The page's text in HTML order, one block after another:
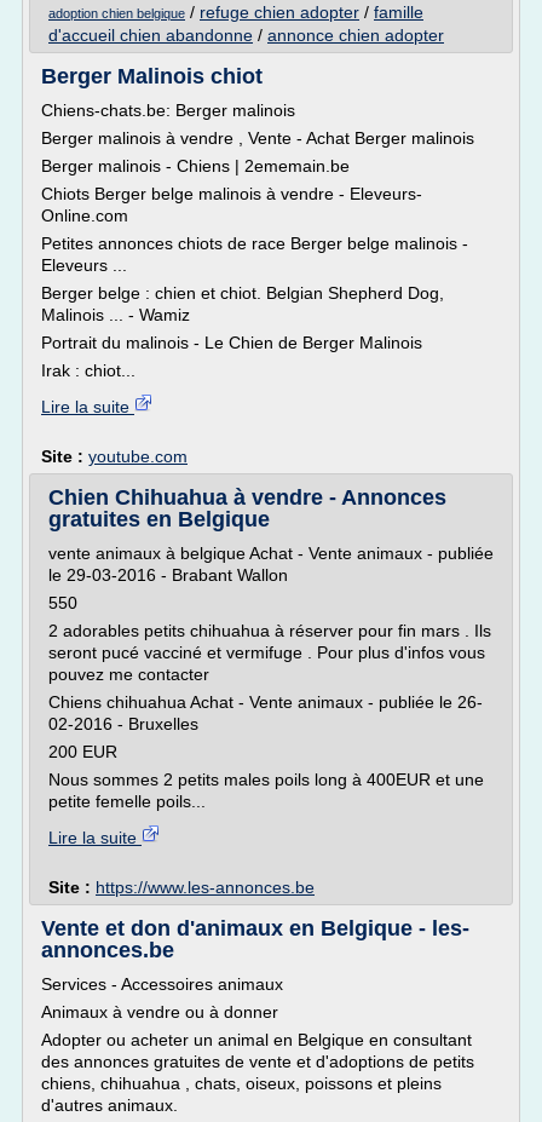
adoption chien belgique / refuge chien adopter / famille
d'accueil chien abandonne / annonce chien adopter
Berger Malinois chiot
Chiens-chats.be: Berger malinois
Berger malinois à vendre , Vente - Achat Berger malinois
Berger malinois - Chiens | 2ememain.be
Chiots Berger belge malinois à vendre - Eleveurs-
Online.com
Petites annonces chiots de race Berger belge malinois -
Eleveurs ...
Berger belge : chien et chiot. Belgian Shepherd Dog,
Malinois ... - Wamiz
Portrait du malinois - Le Chien de Berger Malinois
Irak : chiot...
Lire la suite
Site : youtube.com
Chien Chihuahua à vendre - Annonces
gratuites en Belgique
vente animaux à belgique Achat - Vente animaux - publiée
le 29-03-2016 - Brabant Wallon
550
2 adorables petits chihuahua à réserver pour fin mars . Ils
seront pucé vacciné et vermifuge . Pour plus d'infos vous
pouvez me contacter
Chiens chihuahua Achat - Vente animaux - publiée le 26-
02-2016 - Bruxelles
200 EUR
Nous sommes 2 petits males poils long à 400EUR et une
petite femelle poils...
Lire la suite
Site : https://www.les-annonces.be
Vente et don d'animaux en Belgique - les-
annonces.be
Services - Accessoires animaux
Animaux à vendre ou à donner
Adopter ou acheter un animal en Belgique en consultant
des annonces gratuites de vente et d'adoptions de petits
chiens, chihuahua , chats, oiseux, poissons et pleins
d'autres animaux.